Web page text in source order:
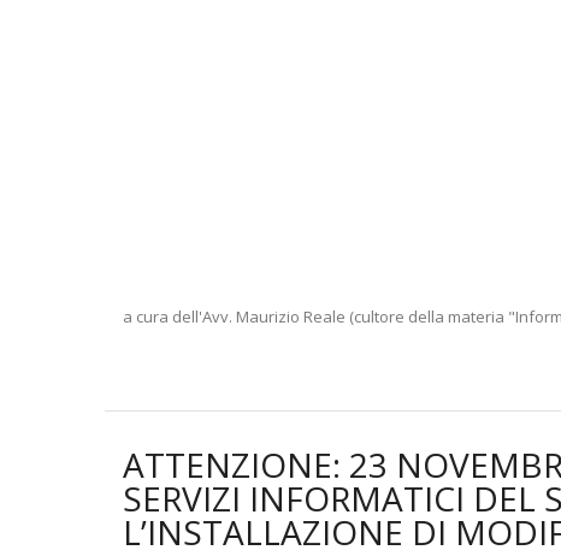
a cura dell'Avv. Maurizio Reale (cultore della materia
ATTENZIONE: 23
SERVIZI INFORMATICI DEL
L’INSTALLAZIONE DI